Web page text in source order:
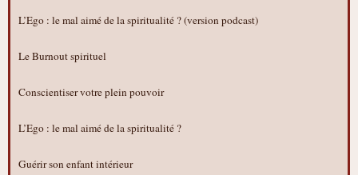
L’Ego : le mal aimé de la spiritualité ? (version podcast)
Le Burnout spirituel
Conscientiser votre plein pouvoir
L’Ego : le mal aimé de la spiritualité ?
Guérir son enfant intérieur